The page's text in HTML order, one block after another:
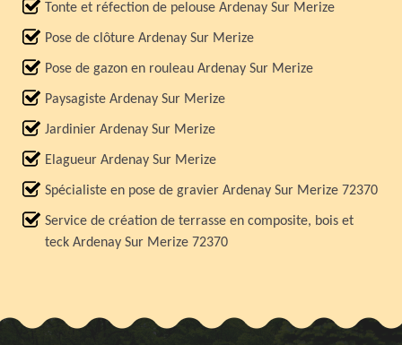
Tonte et réfection de pelouse Ardenay Sur Merize
Pose de clôture Ardenay Sur Merize
Pose de gazon en rouleau Ardenay Sur Merize
Paysagiste Ardenay Sur Merize
Jardinier Ardenay Sur Merize
Elagueur Ardenay Sur Merize
Spécialiste en pose de gravier Ardenay Sur Merize 72370
Service de création de terrasse en composite, bois et
teck Ardenay Sur Merize 72370